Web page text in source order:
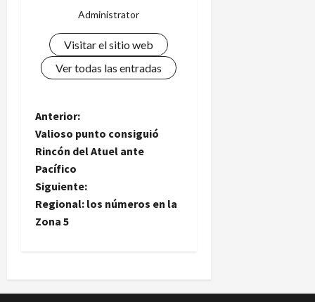
Administrator
Visitar el sitio web
Ver todas las entradas
N
a
v
e
Anterior:
Valioso punto consiguió
Rincón del Atuel ante
Pacífico
Siguiente:
Regional: los números en la
Zona 5